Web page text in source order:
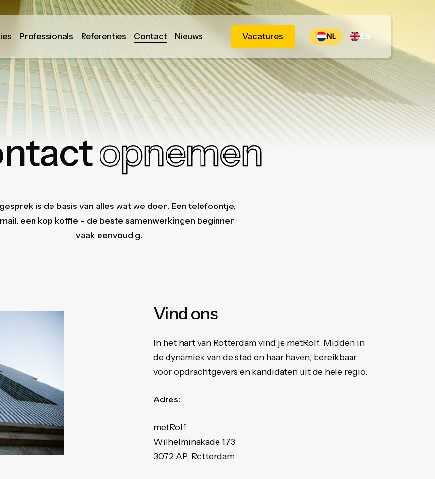
Professionals Referenties Contact Nieuws Vacatures NL EN
opnemen
is de basis van alles wat we doen. Een telefoontje,
een kop koffie – de beste samenwerkingen beginnen
vaak eenvoudig.
Vindons
In het hart van Rotterdam vind je metRolf. Midden in
de dynamiek van de stad en haar haven, bereikbaar
voor opdrachtgevers en kandidaten uit de hele regio.
Adres:
metRolf
Wilhelminakade 173
3072 AP, Rotterdam